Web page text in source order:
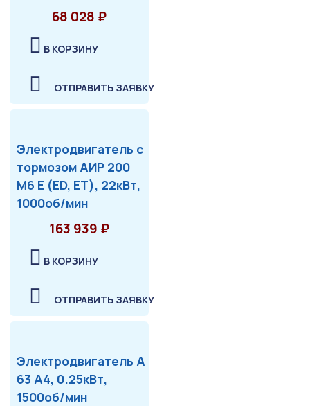
68 028 ₽
В КОРЗИНУ
ОТПРАВИТЬ ЗАЯВКУ
Электродвигатель с
тормозом АИР 200
М6 Е (ED, ET), 22кВт,
1000об/мин
163 939 ₽
В КОРЗИНУ
ОТПРАВИТЬ ЗАЯВКУ
Электродвигатель А
63 А4, 0.25кВт,
1500об/мин